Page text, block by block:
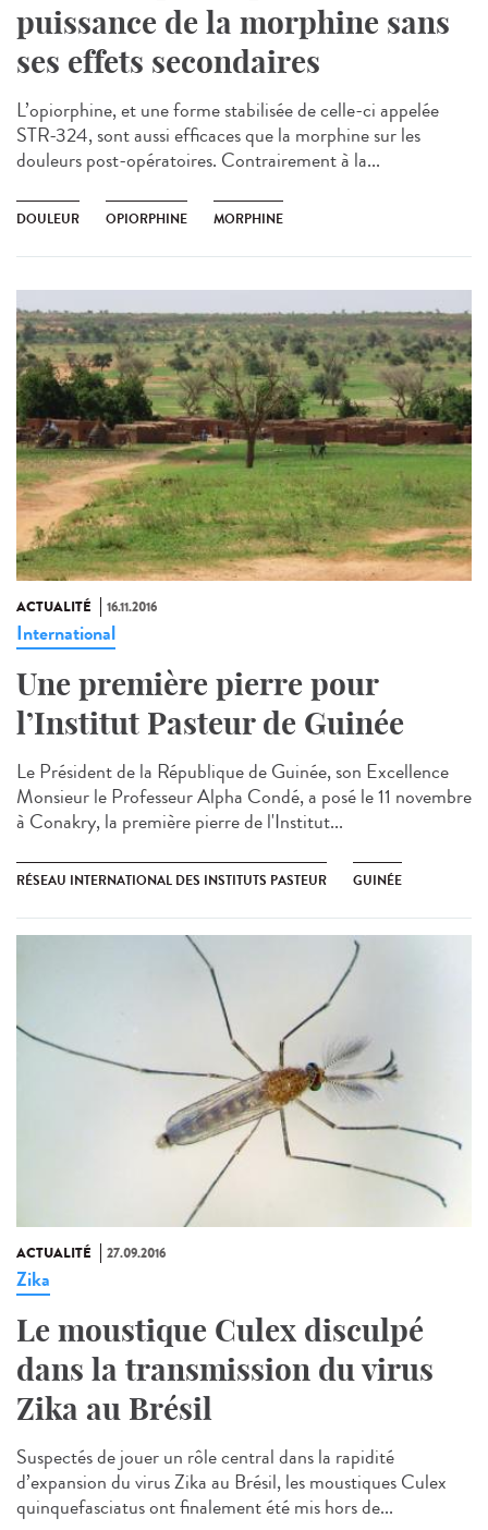
puissance de la morphine sans
ses effets secondaires
L’opiorphine, et une forme stabilisée de celle-ci appelée
STR-324, sont aussi efficaces que la morphine sur les
douleurs post-opératoires. Contrairement à la...
DOULEUR OPIORPHINE MORPHINE
ACTUALITÉ 16.11.2016
International
Une première pierre pour
l’Institut Pasteur de Guinée
Le Président de la République de Guinée, son Excellence
Monsieur le Professeur Alpha Condé, a posé le 11 novembre
à Conakry, la première pierre de l'Institut...
RÉSEAU INTERNATIONAL DES INSTITUTS PASTEUR GUINÉE
ACTUALITÉ 27.09.2016
Zika
Le moustique Culex disculpé
dans la transmission du virus
Zika au Brésil
Suspectés de jouer un rôle central dans la rapidité
d’expansion du virus Zika au Brésil, les moustiques Culex
quinquefasciatus ont finalement été mis hors de...